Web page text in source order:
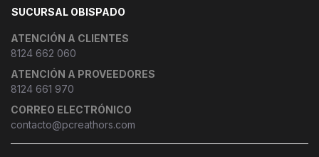
SUCURSAL OBISPADO
ATENCIÓN A CLIENTES
8124 662 060
ATENCIÓN A PROVEEDORES
8124 661 970
CORREO ELECTRÓNICO
contacto@pcreathors.com